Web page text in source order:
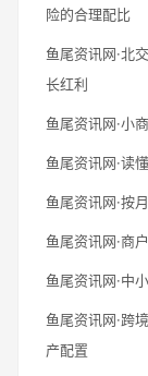
险的合理配比
鱼尾资讯网·北
长红利
鱼尾资讯网·小
鱼尾资讯网·读
鱼尾资讯网·按
鱼尾资讯网·商
鱼尾资讯网·中
鱼尾资讯网·跨
产配置